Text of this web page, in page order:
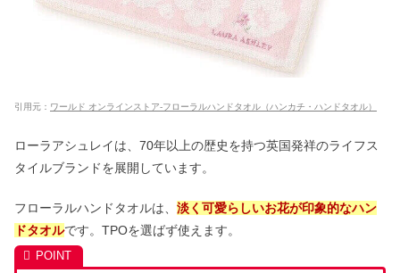
引用元： ワールド オンラインストア-フローラルハンドタオル（ハンカチ・ハンドタオル）
ローラアシュレイは、70年以上の歴史を持つ英国発祥のライフス
タイルブランドを展開しています。
フローラルハンドタオルは、 淡く可愛らしいお花が印象的なハン
ドタオルです。TPOを選ばず使えます。